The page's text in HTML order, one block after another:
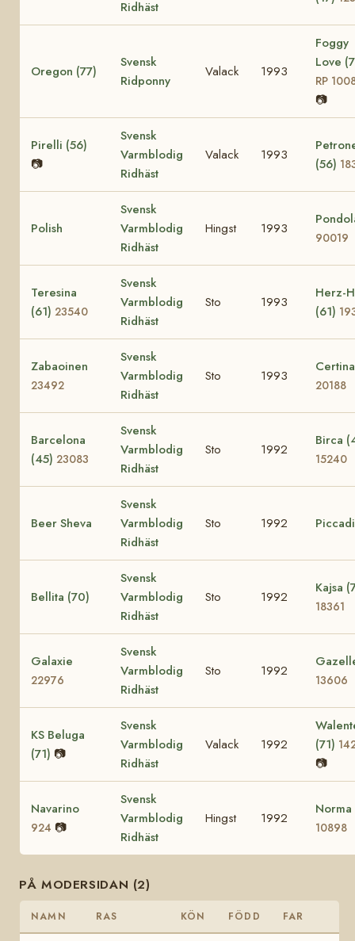
Ridhäst
Oregon (77)
Svensk
Ridponny
Valack 1993
Foggy
Love
RP
📷
Pirelli (56)
📷
Svensk
Varmblodig
Ridhäst
Valack 1993
(56)
Polish
Svensk
Varmblodig
Ridhäst
Hingst 1993
90019
Teresina
(61) 23540
Svensk
Varmblodig
Ridhäst
Sto 1993
Herz-
(61)
Zabaoinen
23492
Svensk
Varmblodig
Ridhäst
Sto 1993
Certina
20188
Barcelona
(45) 23083
Svensk
Varmblodig
Ridhäst
Sto 1992
Birca
15240
Beer Sheva
Svensk
Varmblodig
Ridhäst
Sto 1992
Bellita (70)
Svensk
Varmblodig
Ridhäst
Sto 1992
Kajsa
18361
Galaxie
22976
Svensk
Varmblodig
Ridhäst
Sto 1992
13606
KS Beluga
(71) 📷
Svensk
Varmblodig
Ridhäst
Valack 1992
(71)
📷
Navarino
924 📷
Svensk
Varmblodig
Ridhäst
Hingst 1992
Norma
10898
PÅ MODERSIDAN (2)
NAMN RAS KÖN FÖDD FAR